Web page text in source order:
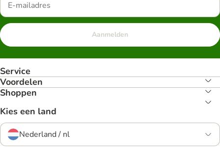
Aanmelden
Service
Voordelen
Shoppen
Kies een land
Nederland / nl